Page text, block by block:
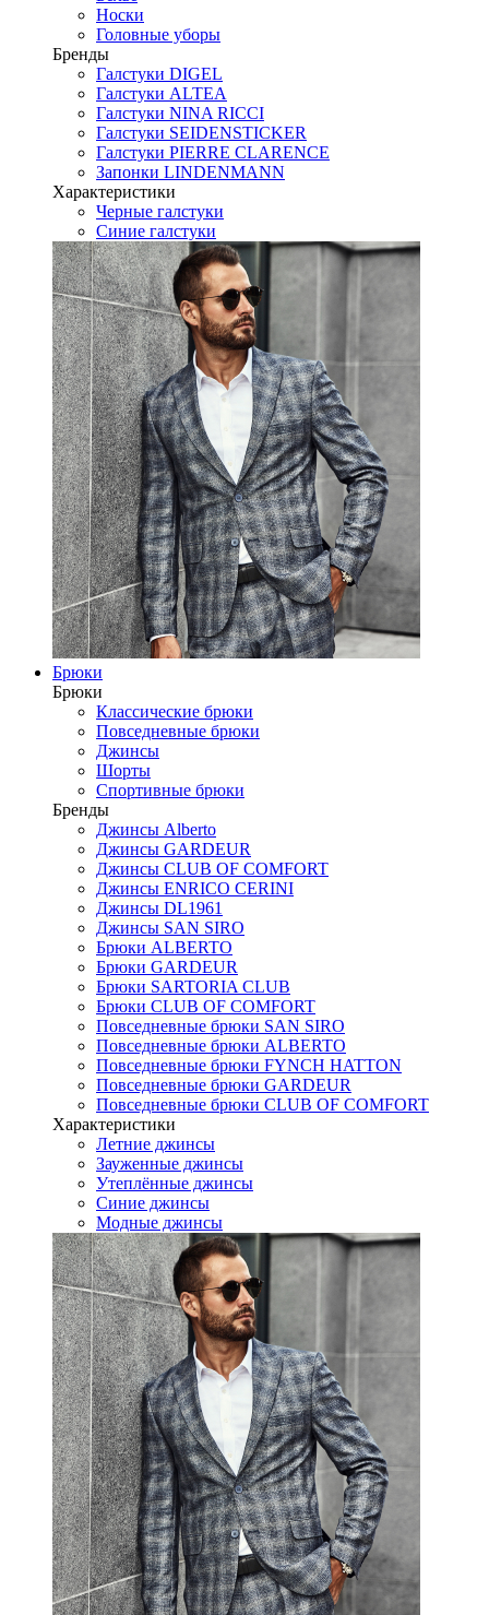
Носки
Головные уборы
Бренды
Галстуки DIGEL
Галстуки ALTEA
Галстуки NINA RICCI
Галстуки SEIDENSTICKER
Галстуки PIERRE CLARENCE
Запонки LINDENMANN
Характеристики
Черные галстуки
Синие галстуки
Брюки
Брюки
Классические брюки
Повседневные брюки
Джинсы
Шорты
Спортивные брюки
Бренды
Джинсы Alberto
Джинсы GARDEUR
Джинсы CLUB OF COMFORT
Джинсы ENRICO CERINI
Джинсы DL1961
Джинсы SAN SIRO
Брюки ALBERTO
Брюки GARDEUR
Брюки SARTORIA CLUB
Брюки CLUB OF COMFORT
Повседневные брюки SAN SIRO
Повседневные брюки ALBERTO
Повседневные брюки FYNCH HATTON
Повседневные брюки GARDEUR
Повседневные брюки CLUB OF COMFORT
Характеристики
Летние джинсы
Зауженные джинсы
Утеплённые джинсы
Синие джинсы
Модные джинсы